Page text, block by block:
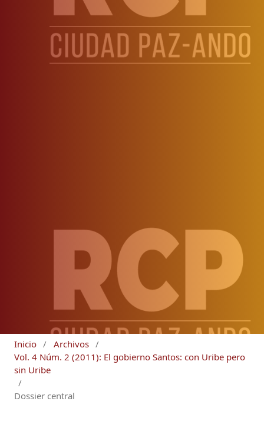
Inicio / Archivos /
Vol. 4 Núm. 2 (2011): El gobierno Santos: con Uribe pero
sin Uribe
/
Dossier central